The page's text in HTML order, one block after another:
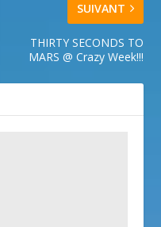
SUIVANT
THIRTY SECONDS TO
MARS @ Crazy Week!!!